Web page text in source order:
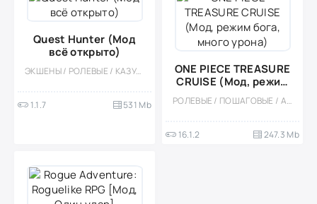
Quest Hunter (Мод
всё открыто)
ЭКШЕНЫ / РОЛЕВЫЕ / КАЗУАЛЬНЫЕ / МНОГОПОЛЬЗОВАТЕЛЬСКАЯ / СОРЕВНОВАТЕЛЬНАЯ / ОДНОПОЛЬЗОВАТЕЛЬСКИЕ / СТИЛИЗАЦИЯ / ОФЛАЙН / ОНЛАЙН / МОД / ВСТРОЕННЫЙ КЕШ / ИЗОМЕТРИЯ
1.1.7 531 Mb
ONE PIECE TREASURE
CRUISE (Мод, режим
бога, много урона) РОЛЕВЫЕ / ПОШАГОВЫЕ / АНИМЕ / ОДНОПОЛЬЗОВАТЕЛЬСКИЕ / СТИЛИЗАЦИЯ / ВСТРОЕННЫЙ КЕШ / МОД
16.1.2 247.3 Mb